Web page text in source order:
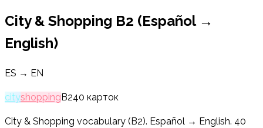
City & Shopping B2 (Español →
English)
ES → EN
cityshopping B240 карток
City & Shopping vocabulary (B2). Español → English. 40